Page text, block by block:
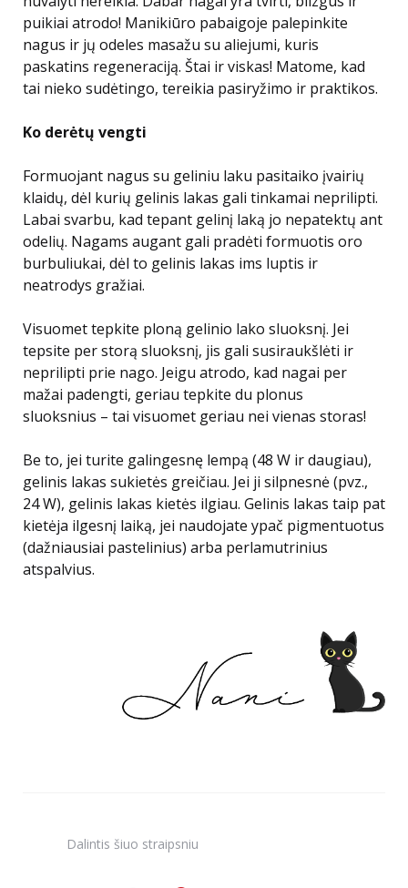
puikiai atrodo! Manikiūro pabaigoje palepinkite
nagus ir jų odeles masažu su aliejumi, kuris
paskatins regeneraciją. Štai ir viskas! Matome, kad
tai nieko sudėtingo, tereikia pasiryžimo ir praktikos.
Ko derėtų vengti
Formuojant nagus su geliniu laku pasitaiko įvairių
klaidų, dėl kurių gelinis lakas gali tinkamai neprilipti.
Labai svarbu, kad tepant gelinį laką jo nepatektų ant
odelių. Nagams augant gali pradėti formuotis oro
burbuliukai, dėl to gelinis lakas ims luptis ir
neatrodys gražiai.
Visuomet tepkite ploną gelinio lako sluoksnį. Jei
tepsite per storą sluoksnį, jis gali susiraukšlėti ir
neprilipti prie nago. Jeigu atrodo, kad nagai per
mažai padengti, geriau tepkite du plonus
sluoksnius – tai visuomet geriau nei vienas storas!
Be to, jei turite galingesnę lempą (48 W ir daugiau),
gelinis lakas sukietės greičiau. Jei ji silpnesnė (pvz.,
24 W), gelinis lakas kietės ilgiau. Gelinis lakas taip pat
kietėja ilgesnį laiką, jei naudojate ypač pigmentuotus
(dažniausiai pastelinius) arba perlamutrinius
atspalvius.
Dalintis šiuo straipsniu